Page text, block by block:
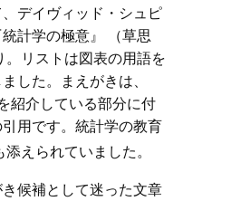
デイヴィッド・シュピ
計学の極意』 （草思
。リストは図表の用語を
した。まえがきは、
紹介している部分に付
用です。統計学の教育
添えられていました。
候補として迷った文章